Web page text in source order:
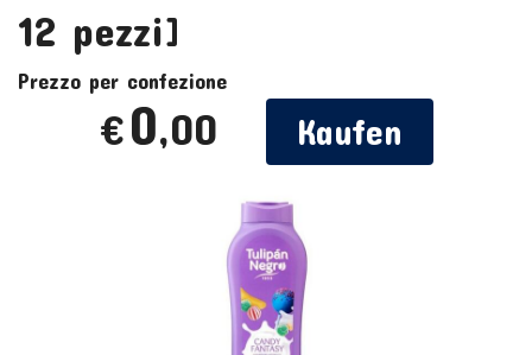
12 pezzi]
Prezzo per confezione
€0,00 Kaufen